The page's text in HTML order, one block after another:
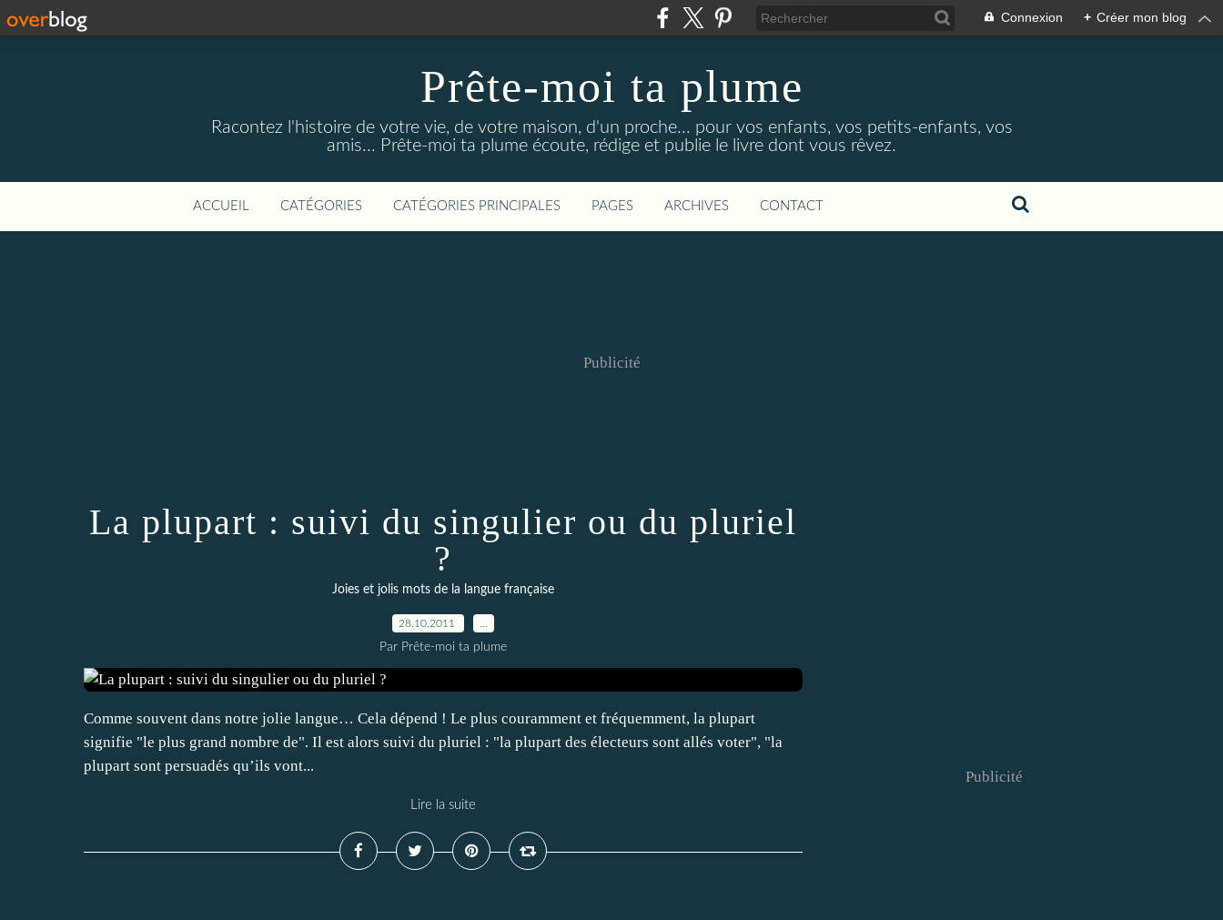
Connexion + Créer mon blog
Prête-moi ta plume
Racontez l'histoire de votre vie, de votre maison, d'un proche... pour vos enfants, vos petits-enfants, vos
amis... Prête-moi ta plume écoute, rédige et publie le livre dont vous rêvez.
ACCUEIL CATÉGORIES CATÉGORIES PRINCIPALES PAGES ARCHIVES CONTACT
Publicité
La plupart : suivi du singulier ou du pluriel
?
Joies et jolis mots de la langue française
28.10.2011
Par Prête-moi ta plume
Comme souvent dans notre jolie langue… Cela dépend ! Le plus couramment et fréquemment, la plupart
signifie "le plus grand nombre de". Il est alors suivi du pluriel : "la plupart des électeurs sont allés voter", "la
plupart sont persuadés qu’ils vont...
Lire la suite
Publicité